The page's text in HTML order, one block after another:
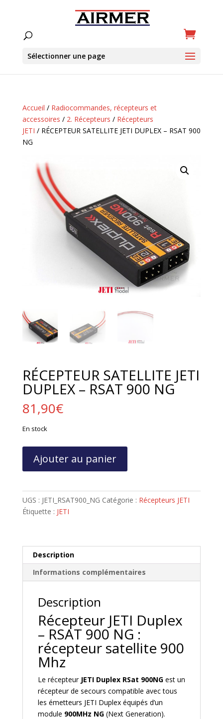
Sélectionner une page
Accueil / Radiocommandes, récepteurs et
accessoires / 2. Récepteurs / Récepteurs
JETI / RÉCEPTEUR SATELLITE JETI DUPLEX – RSAT 900
NG
RÉCEPTEUR SATELLITE JETI
DUPLEX – RSAT 900 NG
81,90€
En stock
RÉCEPTEUR
JETI
DUPLEX
Ajouter au panier
UGS : JETI_RSAT900_NG Catégorie : Récepteurs JETI
Étiquette : JETI
Description
Informations complémentaires
Description
Récepteur JETI Duplex
– RSAT 900 NG :
récepteur satellite 900
Mhz
Le récepteur JETI Duplex RSat 900NGest un
récepteur de secours compatible avec tous
les émetteurs JETI Duplex équipés d’un
module 900MHz NG(Next Generation).